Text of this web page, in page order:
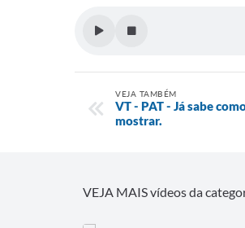
VEJA TAMBÉM
VT - PAT - Já sabe
mostrar.
VEJA MAIS vídeos da